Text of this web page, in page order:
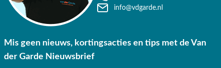
info@vdgarde.nl
Mis geen nieuws, kortingsacties en tips met de Van
der Garde Nieuwsbrief